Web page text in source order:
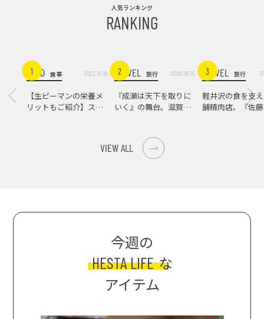
人気ランキング
RANKING
1FOOD 食事 2023.10.16
【生ピーマンの栄養メ
リットもご紹介】スパ
2
TRAVEL 旅行 2026.05.15
『成瀬は天下を取りに
いく』の舞台。滋賀県
3
TRAVEL 旅行
軽井沢の食を支
舗精肉店。『佐
VIEW ALL
今週の
HESTA LIFE な
アイテム